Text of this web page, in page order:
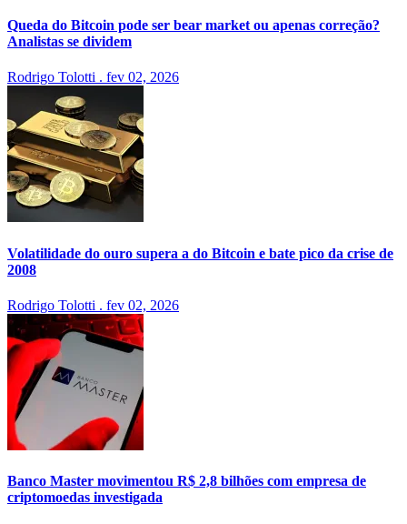
Queda do Bitcoin pode ser bear market ou apenas correção?
Analistas se dividem
Rodrigo Tolotti . fev 02, 2026
Volatilidade do ouro supera a do Bitcoin e bate pico da crise de
2008
Rodrigo Tolotti . fev 02, 2026
Banco Master movimentou R$ 2,8 bilhões com empresa de
criptomoedas investigada